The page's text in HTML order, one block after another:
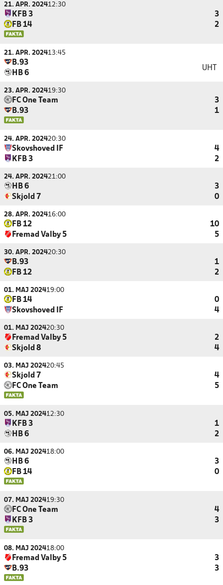
21. APR. 202412:30
KFB 3
3
FB 14
2
21. APR. 202413:45
B.93
HB 6
UHT
23. APR. 202419:30
FC One Team
3
B.93
1
24. APR. 202420:30
Skovshoved IF
4
KFB 3
2
24. APR. 202421:00
HB 6
3
Skjold 7
0
28. APR. 202416:00
FB 12
10
Fremad Valby 5
5
30. APR. 202420:30
B.93
1
FB 12
2
01. MAJ 202419:00
FB 14
0
Skovshoved IF
4
01. MAJ 202420:30
Fremad Valby 5
2
Skjold 8
4
03. MAJ 202420:45
Skjold 7
4
FC One Team
5
05. MAJ 202412:30
KFB 3
1
HB 6
2
06. MAJ 202418:00
HB 6
3
FB 14
0
07. MAJ 202419:30
FC One Team
4
KFB 3
3
08. MAJ 202418:00
Fremad Valby 5
3
B.93
3